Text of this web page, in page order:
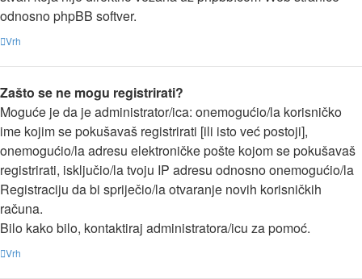
odnosno phpBB softver.
Vrh
Zašto se ne mogu registrirati?
Moguće je da je administrator/ica: onemogućio/la korisničko
ime kojim se pokušavaš registrirati [ili isto već postoji],
onemogućio/la adresu elektroničke pošte kojom se pokušavaš
registrirati, isključio/la tvoju IP adresu odnosno onemogućio/la
Registraciju da bi spriječio/la otvaranje novih korisničkih
računa.
Bilo kako bilo, kontaktiraj administratora/icu za pomoć.
Vrh